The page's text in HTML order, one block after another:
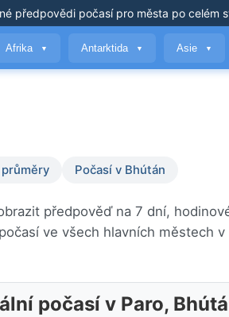
předpovědi počasípro města po celém
Afrika ▼ Antarktida ▼ Asie ▼
průměry Počasí v Bhútán
předpověď na 7 dní,
ve všech hlavních městech v
počasí v Paro,